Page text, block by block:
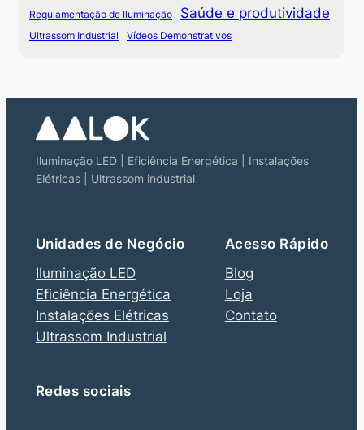
Regulamentação de Iluminação Saúde e produtividade
Ultrassom Industrial Vídeos Demonstrativos
Iluminação LED | Eficiência Energética | Instalações
Elétricas | Ultrassom industrial
Unidades de Negócio
Iluminação LED
Eficiência Energética
Instalações Elétricas
Ultrassom Industrial
Acesso Rápido
Blog
Loja
Contato
Redes sociais